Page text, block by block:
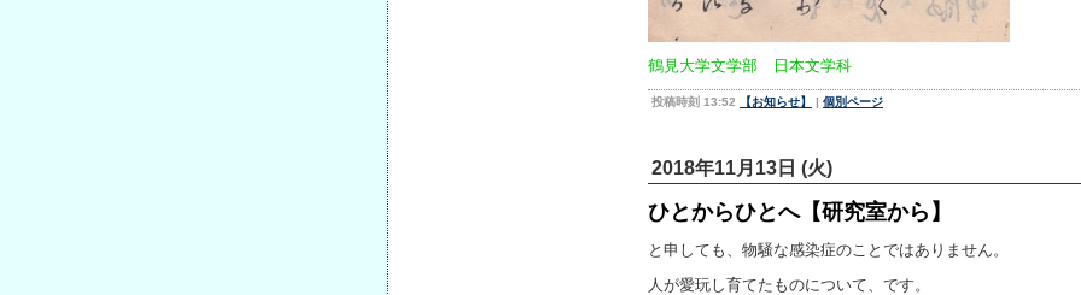
鶴見大学文学部 日本文学科
投稿時刻 13:52 【お知らせ】 | 個別ページ
2018年11月13日 (火)
ひとからひとへ【研究室から】
と申しても、物騒な感染症のことではありません。
人が愛玩し育てたものについて、です。